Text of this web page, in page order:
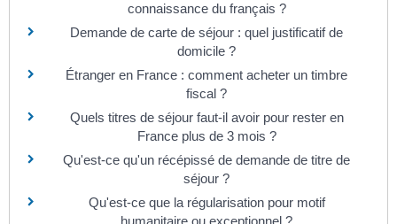
connaissance du français ?
Demande de carte de séjour : quel justificatif de
domicile ?
Étranger en France : comment acheter un timbre
fiscal ?
Quels titres de séjour faut-il avoir pour rester en
France plus de 3 mois ?
Qu'est-ce qu'un récépissé de demande de titre de
séjour ?
Qu'est-ce que la régularisation pour motif